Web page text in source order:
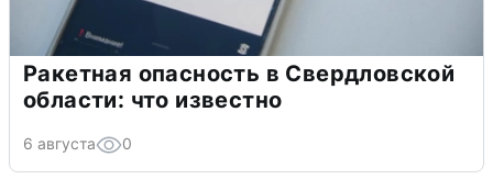
Ракетная опасность в Свердловской
области: что известно
6 августа 0